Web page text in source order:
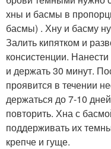
хны и басмы в
басмы) . Хну и басму
Залить кипятком и
консистенции.
и держать 30 минут.
проявится в течении
держаться до 7-10
повторить. Хна с
поддерживать их
крепче и гуще.